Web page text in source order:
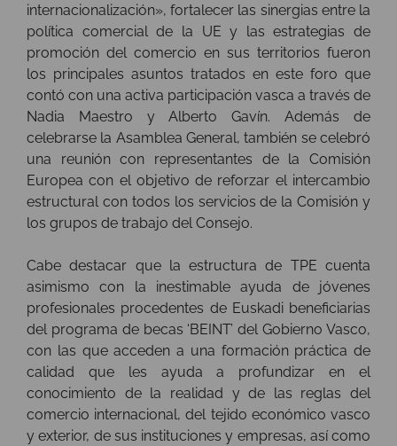
internacionalización», fortalecer las sinergias entre la
política comercial de la UE y las estrategias de
promoción del comercio en sus territorios fueron
los principales asuntos tratados en este foro que
contó con una activa participación vasca a través de
Nadia Maestro y Alberto Gavín. Además de
celebrarse la Asamblea General, también se celebró
una reunión con representantes de la Comisión
Europea con el objetivo de reforzar el intercambio
estructural con todos los servicios de la Comisión y
los grupos de trabajo del Consejo.
Cabe destacar que la estructura de TPE cuenta
asimismo con la inestimable ayuda de jóvenes
profesionales procedentes de Euskadi beneficiarias
del programa de becas ‘BEINT’ del Gobierno Vasco,
con las que acceden a una formación práctica de
calidad que les ayuda a profundizar en el
conocimiento de la realidad y de las reglas del
comercio internacional, del tejido económico vasco
y exterior, de sus instituciones y empresas, así como